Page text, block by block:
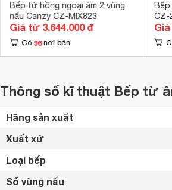
Bếp từ hồng ngoại âm 2 vùng
nấu Canzy CZ-MIX823
Giá từ 3.644.000 đ
Có 96 nơi bán
CZ-
Thông số kĩ thuật Bếp từ
Hãng sản xuất
Xuất xứ
Loại bếp
Số vùng nấu